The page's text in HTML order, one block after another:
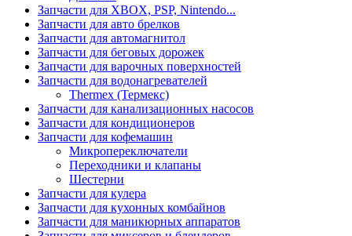
Запчасти для XBOX, PSP, Nintendo...
Запчасти для авто брелков
Запчасти для автомагнитол
Запчасти для беговых дорожек
Запчасти для варочных поверхностей
Запчасти для водонагревателей
Thermex (Термекс)
Запчасти для канализационных насосов
Запчасти для кондиционеров
Запчасти для кофемашин
Микропереключатели
Переходники и клапаны
Шестерни
Запчасти для кулера
Запчасти для кухонных комбайнов
Запчасти для маникюрных аппаратов